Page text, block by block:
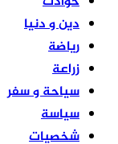
دين و دنيا
رياضة
زراعة
سياحة و سفر
سياسة
شخصيات